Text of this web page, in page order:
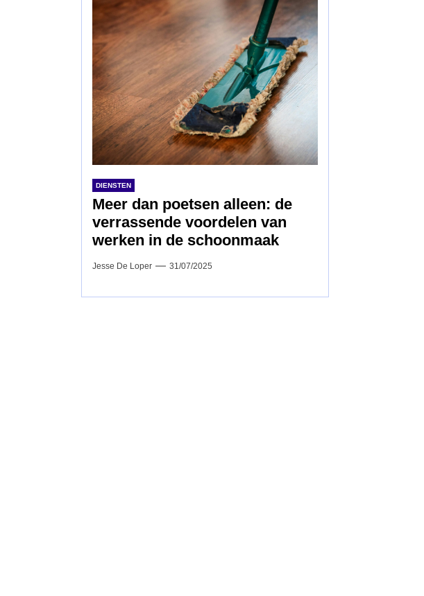
DIENSTEN
Meer dan poetsen alleen: de
verrassende voordelen van
werken in de schoonmaak
Jesse De Loper 31/07/2025